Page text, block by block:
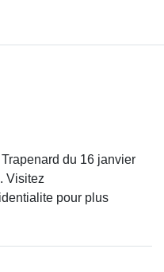
du 16 janvier
Visitez
pour plus